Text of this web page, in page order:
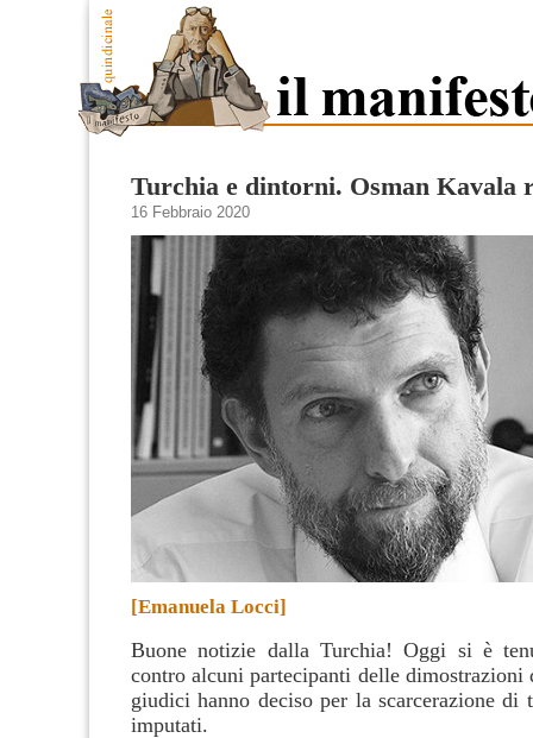
Turchia e dintorni. Osman Kavala
16 Febbraio 2020
[Emanuela Locci]
Buone notizie dalla Turchia! Oggi si è
contro alcuni partecipanti delle dimostrazioni
giudici hanno deciso per la scarcerazione
imputati.